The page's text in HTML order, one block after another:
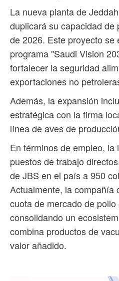
La nueva planta de
duplicará su capacidad de
de 2026. Este proyecto se
programa "Saudi Vision
fortalecer la seguridad
exportaciones no
Además, la expansión
estratégica con la firma
línea de aves de
En términos de empleo, la
puestos de trabajo
de JBS en el país a 950
Actualmente, la compañía
cuota de mercado de
consolidando un
combina productos de
valor añadido.